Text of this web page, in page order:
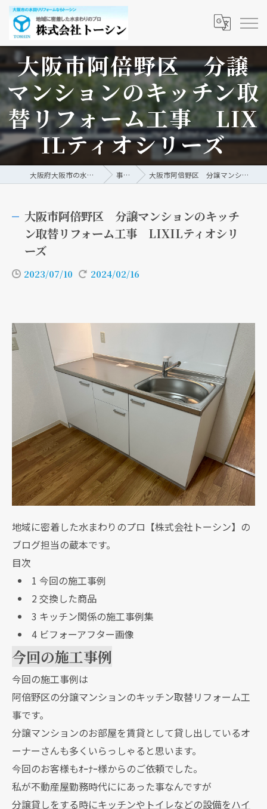
大阪市阿倍野区 分譲
マンションのキッチン取
替リフォーム工事 LIX
ILティオシリーズ
大阪府大阪市の水回りリフォームなら株式会社トーシン 事例/ブログ 大阪市阿倍野区 分譲マンションのキッチン取替リフォーム工事 LIXILティオシリーズ
大阪市阿倍野区 分譲マンションのキッチ
ン取替リフォーム工事 LIXILティオシリ
ーズ
2023/07/10 2024/02/16
地域に密着した水まわりのプロ【株式会社トーシン】の
ブログ担当の蔵本です。
目次
1 今回の施工事例
2交換した商品
3 キッチン関係の施工事例集
4ビフォーアフター画像
今回の施工事例
今回の施工事例は
阿倍野区の分譲マンションのキッチン取替リフォーム工
事です。
分譲マンションのお部屋を賃貸として貸し出しているオ
ーナーさんも多くいらっしゃると思います。
今回のお客様もｵｰﾅｰ様からのご依頼でした。
私が不動産屋勤務時代ににあった事なんですが
分譲貸しをする時にキッチンやトイレなどの設備をハイ